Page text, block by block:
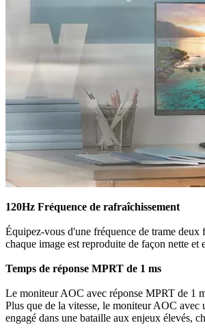
120Hz Fréquence de rafraîchissement
Équipez-vous d'une fréquence de trame deux
chaque image est reproduite de façon nette
Temps de réponse MPRT de 1 ms
Le moniteur AOC avec réponse MPRT de 1
Plus que de la vitesse, le moniteur AOC
engagé dans une bataille aux enjeux élevés,